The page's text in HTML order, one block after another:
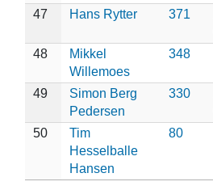
47
Hans Rytter 371
48
Mikkel
Willemoes
348
49
Simon Berg
Pedersen
330
50
Tim
Hesselballe
Hansen
80